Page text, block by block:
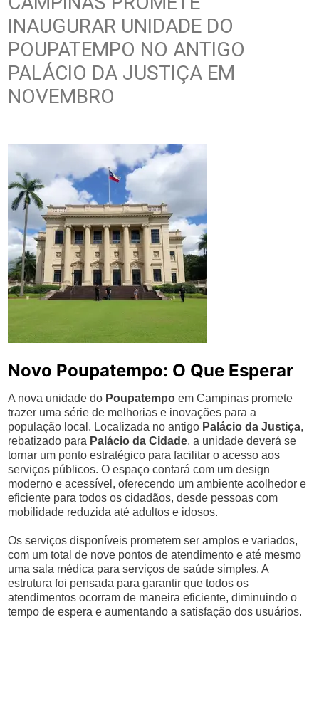
INAUGURAR UNIDADE DO
POUPATEMPO NO ANTIGO
PALÁCIO DA JUSTIÇA EM
NOVEMBRO
Novo Poupatempo: O Que Esperar
A nova unidade do Poupatempo em Campinas promete
trazer uma série de melhorias e inovações para a
população local. Localizada no antigo Palácio da Justiça,
rebatizado para Palácio da Cidade, a unidade deverá se
tornar um ponto estratégico para facilitar o acesso aos
serviços públicos. O espaço contará com um design
moderno e acessível, oferecendo um ambiente acolhedor e
eficiente para todos os cidadãos, desde pessoas com
mobilidade reduzida até adultos e idosos.
Os serviços disponíveis prometem ser amplos e variados,
com um total de nove pontos de atendimento e até mesmo
uma sala médica para serviços de saúde simples. A
estrutura foi pensada para garantir que todos os
atendimentos ocorram de maneira eficiente, diminuindo o
tempo de espera e aumentando a satisfação dos usuários.